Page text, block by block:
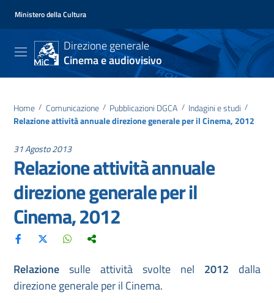
Ministero della Cultura
Direzione generale
Cinema e audiovisivo
Home / Comunicazione / Pubblicazioni DGCA / Indagini e studi /
Relazione attività annuale direzione generale per il Cinema, 2012
31 Agosto 2013
Relazione attività annuale
direzione generale per il
Cinema, 2012
Relazione sulle attività svolte nel 2012 dalla
direzione generale per il Cinema.